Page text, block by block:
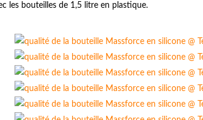
les bouteilles de 1,5 litre en plastique.